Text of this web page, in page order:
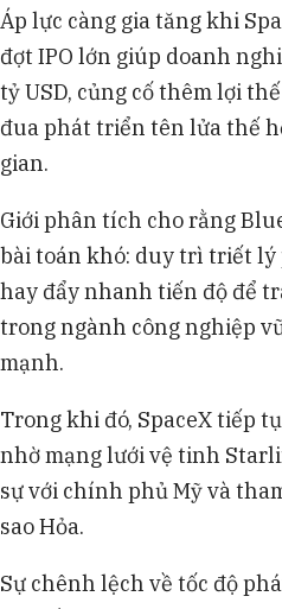
Áp lực càng gia tăng khi
đợt IPO lớn giúp doanh
tỷ USD, củng cố thêm lợi
đua phát triển tên lửa thế
gian.
Giới phân tích cho rằng
bài toán khó: duy trì triết
hay đẩy nhanh tiến độ để
trong ngành công nghiệp
mạnh.
Trong khi đó, SpaceX tiếp
nhờ mạng lưới vệ tinh
sự với chính phủ Mỹ và
sao Hỏa.
Sự chênh lệch về tốc độ